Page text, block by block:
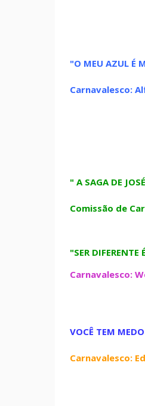
"O MEU AZUL É
Carnavalesco:
" A SAGA DE
Comissão de
"SER
Carnavalesco:
VOCÊ TEM
Carnavalesco: